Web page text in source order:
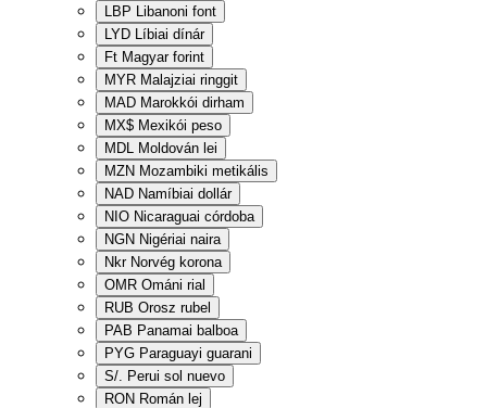
LBP Libanoni font
LYD Líbiai dínár
Ft Magyar forint
MYR Malajziai ringgit
MAD Marokkói dirham
MX$ Mexikói peso
MDL Moldován lei
MZN Mozambiki metikális
NAD Namíbiai dollár
NIO Nicaraguai córdoba
NGN Nigériai naira
Nkr Norvég korona
OMR Ománi rial
RUB Orosz rubel
PAB Panamai balboa
PYG Paraguayi guarani
S/. Perui sol nuevo
RON Román lej